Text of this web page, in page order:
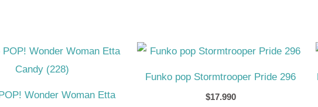
Wonder Woman Etta
Funko pop Stormtrooper Pride 296
$17.990